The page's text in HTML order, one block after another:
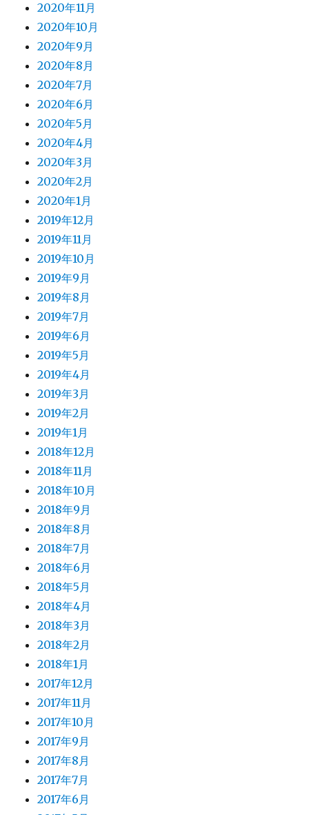
2020年11月
2020年10月
2020年9月
2020年8月
2020年7月
2020年6月
2020年5月
2020年4月
2020年3月
2020年2月
2020年1月
2019年12月
2019年11月
2019年10月
2019年9月
2019年8月
2019年7月
2019年6月
2019年5月
2019年4月
2019年3月
2019年2月
2019年1月
2018年12月
2018年11月
2018年10月
2018年9月
2018年8月
2018年7月
2018年6月
2018年5月
2018年4月
2018年3月
2018年2月
2018年1月
2017年12月
2017年11月
2017年10月
2017年9月
2017年8月
2017年7月
2017年6月